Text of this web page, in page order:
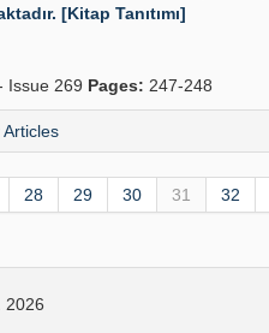
[Kitap Tanıtımı]
Issue 269 Pages: 247-248
Articles
28 29 30 31 32
. 2026